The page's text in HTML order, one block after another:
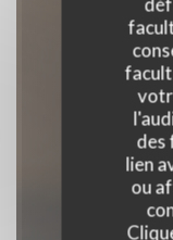
des
lien
ou